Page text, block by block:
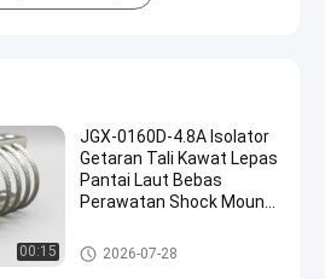
bicara
sekarang
00:15
JGX-0160D-4.8A Isolator
Getaran Tali Kawat Lepas
Pantai Laut Bebas
Perawatan Shock Mount
Isolator getaran tali kawat
2026-07-28